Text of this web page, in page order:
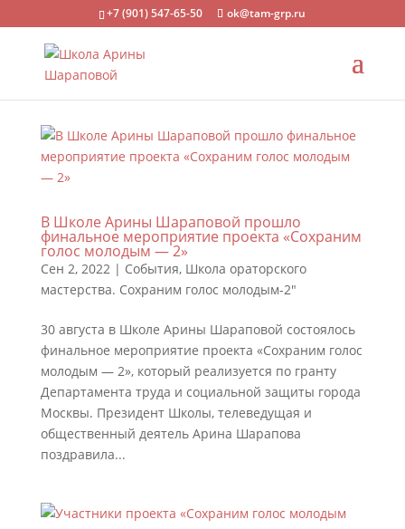
+7 (901) 547-65-50 ok@tam-grp.ru
В Школе Арины Шараповой прошло
финальное мероприятие проекта «Сохраним
голос молодым — 2»
Сен 2, 2022| События, Школа ораторского
мастерства. Сохраним голос молодым-2"
30 августа в Школе Арины Шараповой состоялось
финальное мероприятие проекта «Сохраним голос
молодым — 2», который реализуется по гранту
Департамента труда и социальной защиты города
Москвы. Президент Школы, телеведущая и
общественный деятель Арина Шарапова
поздравила...